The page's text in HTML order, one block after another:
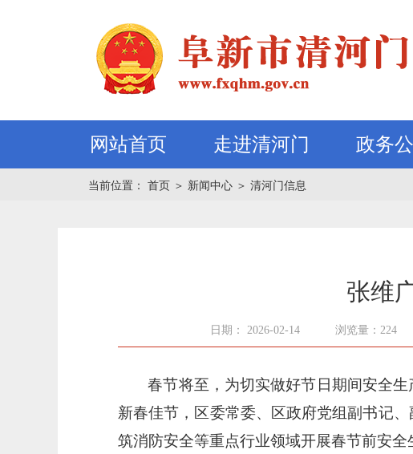
网站首页 走进清河门 政务
当前位置： 首页 ＞ 新闻中心 ＞ 清河门信息
张维
日期： 2026-02-14 浏览量：224
春节将至，为切实做好节日期间安全
新春佳节，区委常委、区政府党组副书记
筑消防安全等重点行业领域开展春节前安